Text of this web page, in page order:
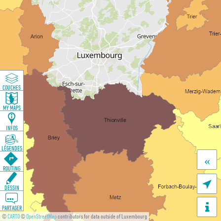
©CARTO©OpenStreetMapcontributors for data outside of Luxembourg

«
COUCHES
MY MAPS
INFOS
LÉGENDES
ROUTING
DESSIN
PARTAGER